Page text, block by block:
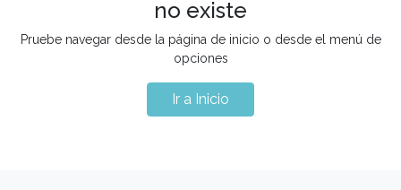
no existe
Pruebe navegar desde la página de inicio o desde el menú de
opciones
Ir a Inicio